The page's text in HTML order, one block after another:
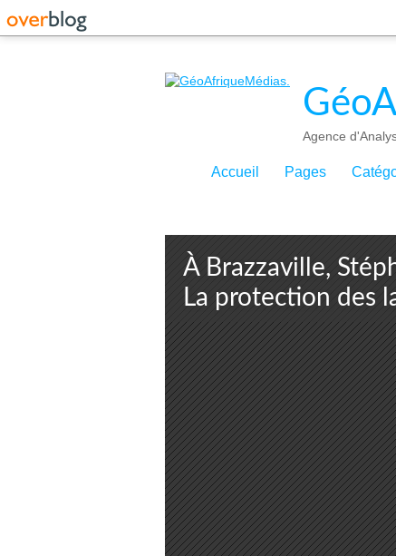
Agence
Accueil Pages
À Brazzaville,
La protection des